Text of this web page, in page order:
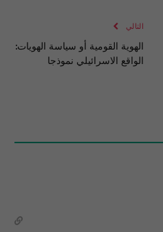
التالي
الهوية القومية أو سياسة الهويات:
الواقع الاسرائيلي نموذجا